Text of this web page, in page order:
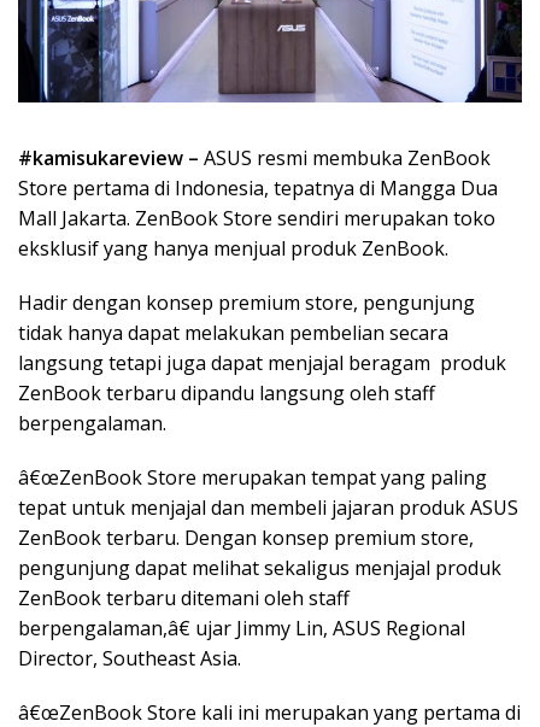
#kamisukareview – ASUS resmi membuka ZenBook
Store pertama di Indonesia, tepatnya di Mangga Dua
Mall Jakarta. ZenBook Store sendiri merupakan toko
eksklusif yang hanya menjual produk ZenBook.
Hadir dengan konsep premium store, pengunjung
tidak hanya dapat melakukan pembelian secara
langsung tetapi juga dapat menjajal beragam produk
ZenBook terbaru dipandu langsung oleh staff
berpengalaman.
â€œZenBook Store merupakan tempat yang paling
tepat untuk menjajal dan membeli jajaran produk ASUS
ZenBook terbaru. Dengan konsep premium store,
pengunjung dapat melihat sekaligus menjajal produk
ZenBook terbaru ditemani oleh staff
berpengalaman,â€ ujar Jimmy Lin, ASUS Regional
Director, Southeast Asia.
â€œZenBook Store kali ini merupakan yang pertama di